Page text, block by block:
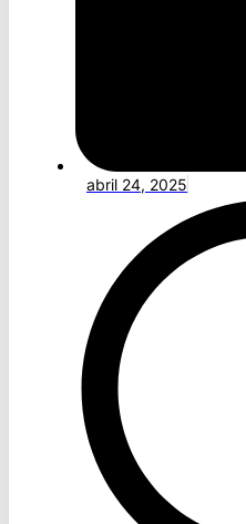
abril 24, 2025